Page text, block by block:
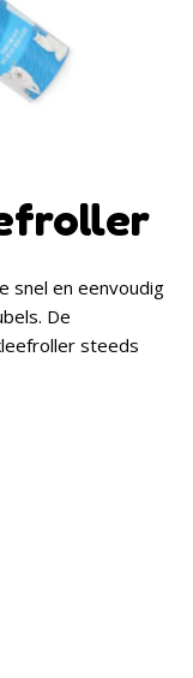
snel en eenvoudig
De
steeds